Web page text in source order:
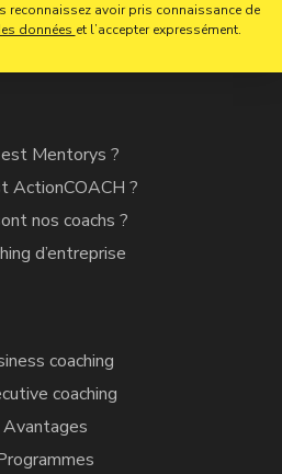
reconnaissez avoir pris connaissance de
données et l’accepter expressément.
Mentorys ?
ActionCOACH ?
nos coachs ?
d’entreprise
coaching
coaching
Avantages